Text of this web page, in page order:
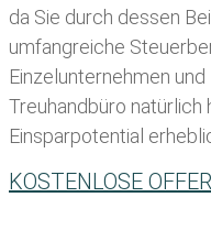
da Sie durch dessen
umfangreiche
Einzelunternehmen
Treuhandbüro natürlich
Einsparpotential
KOSTENLOSE